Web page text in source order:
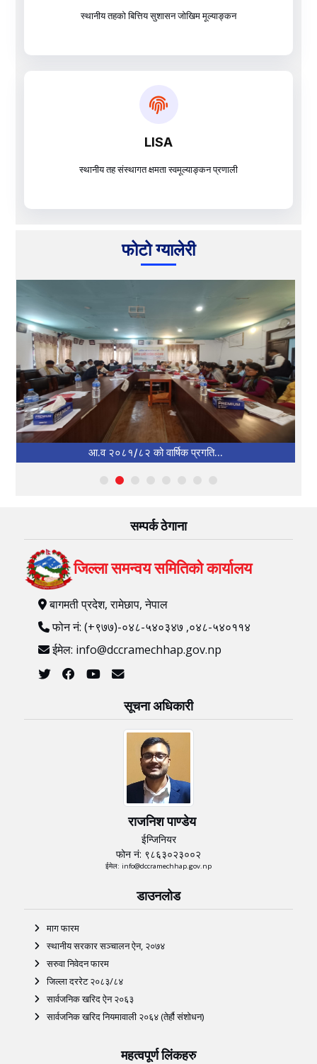
स्थानीय तहको बित्तिय सुशासन जोखिम मूल्याङ्कन
LISA
स्थानीय तह संस्थागत क्षमता स्वमूल्याङ्कन प्रणाली
फोटो ग्यालेरी
आ.व २०८१/८२ को वार्षिक प्रगति...
सम्पर्क ठेगाना
जिल्ला समन्वय समितिको कार्यालय
बागमती प्रदेश, रामेछाप, नेपाल
फोन नं: (+९७७)-०४८-५४०३४७ ,०४८-५४०११४
ईमेल: info@dccramechhap.gov.np
सूचना अधिकारी
राजनिश पाण्डेय
ईन्जिनियर
फोन नं: ९८६३०२३००२
ईमेल: info@dccramechhap.gov.np
डाउनलोड
माग फारम
स्थानीय सरकार सञ्चालन ऐन, २०७४
सरुवा निवेदन फारम
जिल्ला दररेट २०८३/८४
सार्वजनिक खरिद ऐन २०६३
सार्वजनिक खरिद नियमावाली २०६४ (तेर्हौ संशोधन)
महत्वपूर्ण लिंकहरु